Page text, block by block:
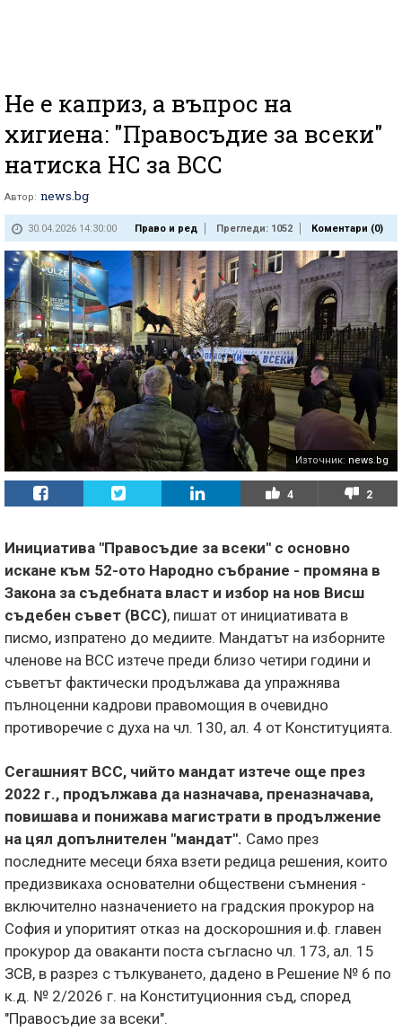
Не е каприз, а въпрос на
хигиена: "Правосъдие за всеки"
натиска НС за ВСС
Автор: news.bg
30.04.2026 14:30:00 Право и ред Прегледи: 1052 Коментари (0)
Източник: news.bg
4 2
Инициатива "Правосъдие за всеки" с основно
искане към 52-ото Народно събрание - промяна в
Закона за съдебната власт и избор на нов Висш
съдебен съвет (ВСС), пишат от инициативата в
писмо, изпратено до медиите. Мандатът на изборните
членове на ВСС изтече преди близо четири години и
съветът фактически продължава да упражнява
пълноценни кадрови правомощия в очевидно
противоречие с духа на чл. 130, ал. 4 от Конституцията.
Сегашният ВСС, чийто мандат изтече още през
2022 г., продължава да назначава, преназначава,
повишава и понижава магистрати в продължение
на цял допълнителен "мандат". Само през
последните месеци бяха взети редица решения, които
предизвикаха основателни обществени съмнения -
включително назначението на градския прокурор на
София и упоритият отказ на доскорошния и.ф. главен
прокурор да оваканти поста съгласно чл. 173, ал. 15
ЗСВ, в разрез с тълкуването, дадено в Решение № 6 по
к.д. № 2/2026 г. на Конституционния съд, според
"Правосъдие за всеки".